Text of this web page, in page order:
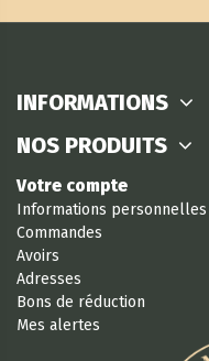
INFORMATIONS
NOS PRODUITS
Votre compte
Informations personnelles
Commandes
Avoirs
Adresses
Bons de réduction
Mes alertes